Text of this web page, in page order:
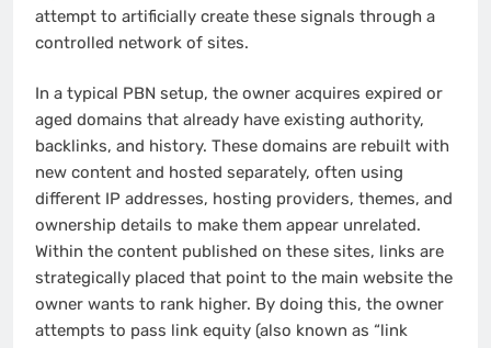
attempt to artificially create these signals through a
controlled network of sites.
In a typical PBN setup, the owner acquires expired or
aged domains that already have existing authority,
backlinks, and history. These domains are rebuilt with
new content and hosted separately, often using
different IP addresses, hosting providers, themes, and
ownership details to make them appear unrelated.
Within the content published on these sites, links are
strategically placed that point to the main website the
owner wants to rank higher. By doing this, the owner
attempts to pass link equity (also known as “link